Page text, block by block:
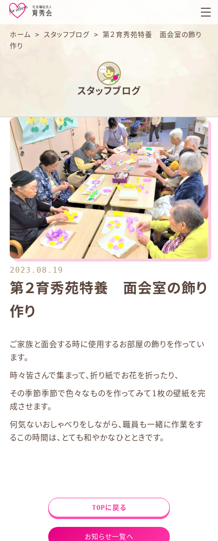
育
秀
会
ホーム > スタッフブログ > 第２育秀苑特養 面会室の飾り
作り
スタッフブログ
2023.08.19
第２育秀苑特養 面会室の飾り
作り
ご家族と面会する時に使用するお部屋の飾りを作ってい
ます。
時々皆さんで集まって、折り紙でお花を折ったり、
その季節季節で色々なものを作ってみて1枚の壁紙を完
成させます。
何気ないおしゃべりをしながら、職員も一緒に作業をす
るこの時間は、とても和やかなひとときです。
TOPに戻る
お知らせ一覧へ